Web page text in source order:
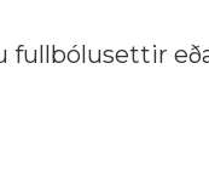
fullbólusettir